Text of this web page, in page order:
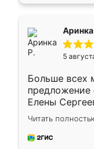
5
Больше всех
предложение
Елены
короткие
для замера
предложил
Читать